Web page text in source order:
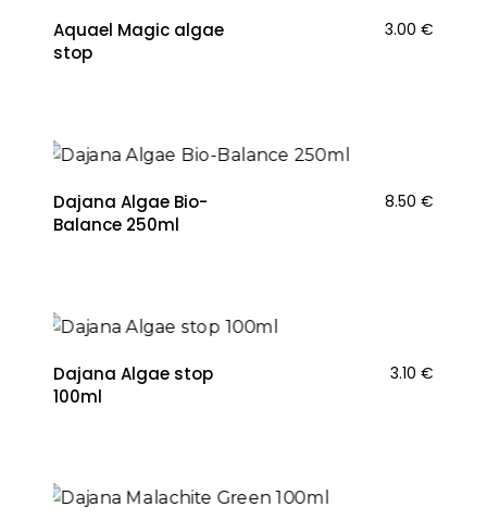
Aquael Magic algae
stop
3.00 €
Dajana Algae Bio-
Balance 250ml
8.50 €
Dajana Algae stop
100ml
3.10 €